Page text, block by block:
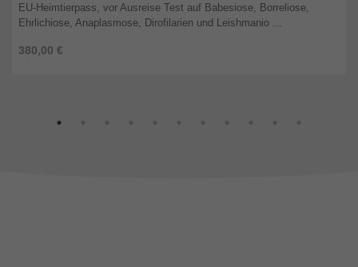
380,00 €
EU-Heimtierpass, vor Ausreise Test auf Babesiose, Borreliose,
Ehrlichiose, Anaplasmose, Dirofilarien und Leishmanio ...